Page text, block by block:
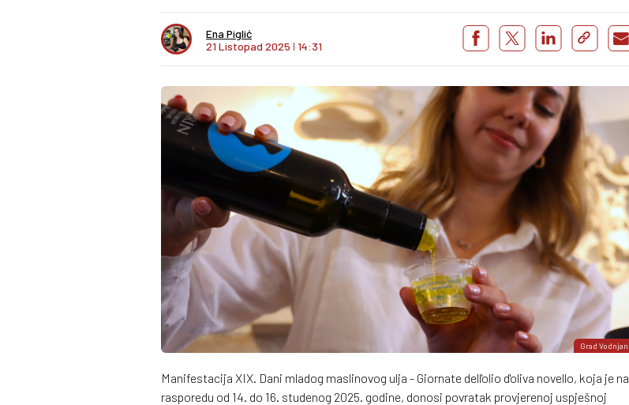
Ena Piglić
21 Listopad 2025 I 14:31
Grad Vodnjan
Manifestacija XIX. Dani mladog maslinovog ulja - Giornate dell'olio d'oliva novello, koja je na
rasporedu od 14. do 16. studenog 2025. godine, donosi povratak provjerenoj uspješnoj